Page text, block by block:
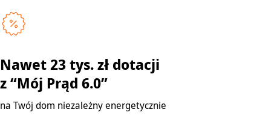
Nawet 23 tys. zł dotacji
z “Mój Prąd 6.0”
na Twój dom niezależny energetycznie